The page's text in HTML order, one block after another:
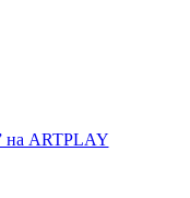
на ARTPLAY